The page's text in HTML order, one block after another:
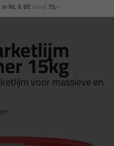
in NL & BEvanaf75,-
15kg
voor massieve en